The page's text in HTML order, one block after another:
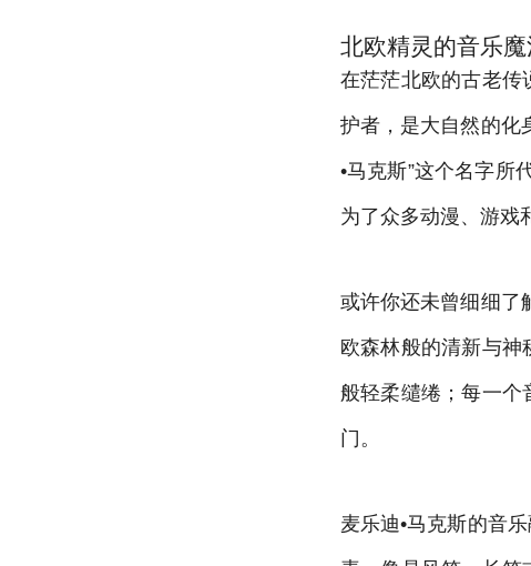
北欧精灵的音乐
在茫茫北欧的古老
护者，是大自然的化
•马克斯”这个名字所
为了众多动漫、游戏
或许你还未曾细细了
欧森林般的清新与神
般轻柔缱绻；每一个
门。
麦乐迪•马克斯的音